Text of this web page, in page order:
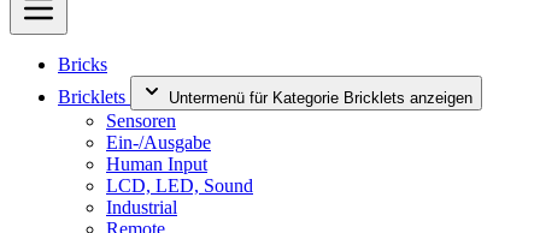
Bricks
Bricklets
Untermenü für Kategorie Bricklets anzeigen
Sensoren
Ein-/Ausgabe
Human Input
LCD, LED, Sound
Industrial
Remote